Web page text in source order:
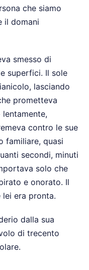
che siamo
il domani
smesso di
superfici. Il sole
lasciando
prometteva
contro le sue
familiare, quasi
secondi, minuti
solo che
e onorato. Il
era pronta.
dalla sua
di trecento